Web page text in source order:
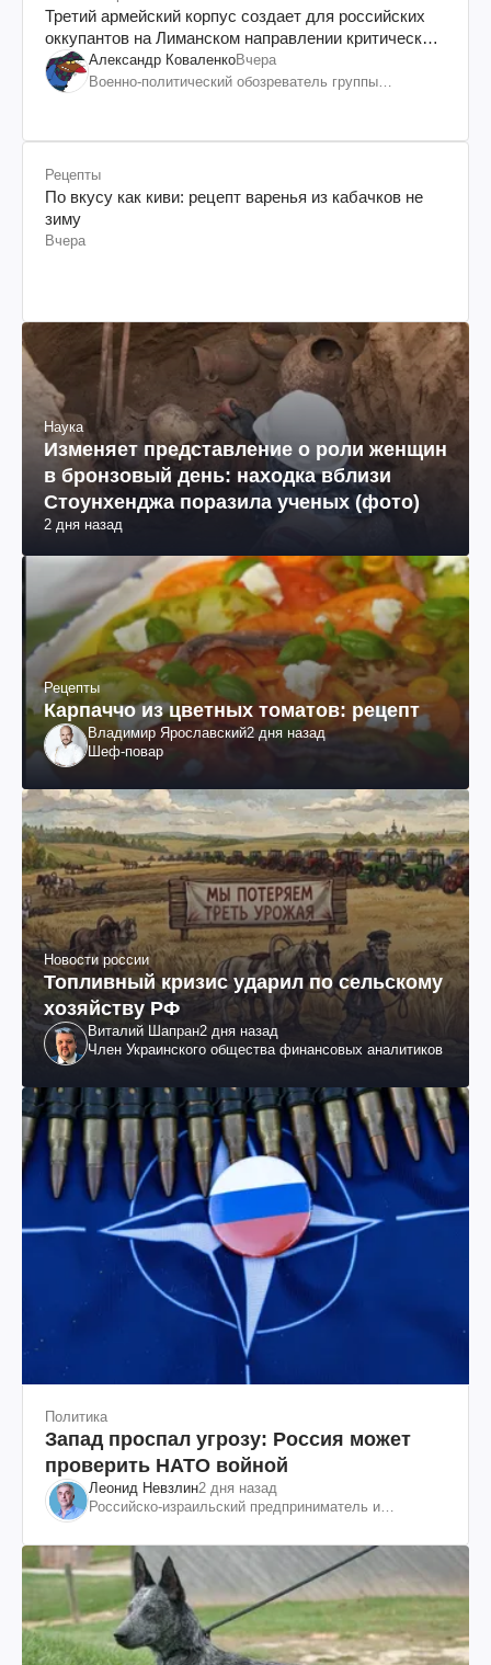
Третий армейский корпус создает для российских
оккупантов на Лиманском направлении критический
дискомфорт: как это удалось
Александр КоваленкоВчера
Военно-политический обозреватель группы
Рецепты
По вкусу как киви: рецепт варенья из кабачков не
зиму
Вчера
Наука
Изменяет представление о роли женщин
в бронзовый день: находка вблизи
Стоунхенджа поразила ученых (фото)
2 дня назад
Рецепты
Карпаччо из цветных томатов: рецепт
Владимир Ярославский2 дня назад
Шеф-повар
Новости россии
Топливный кризис ударил по сельскому
хозяйству РФ
Виталий Шапран2 дня назад
Член Украинского общества финансовых аналитиков
Политика
Запад проспал угрозу: Россия может
проверить НАТО войной
Леонид Невзлин2 дня назад
Российско-израильский предприниматель и
"ЮКОСа"